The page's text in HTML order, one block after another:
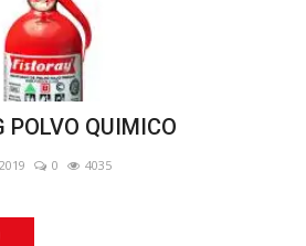
POLVO QUIMICO
0 4035